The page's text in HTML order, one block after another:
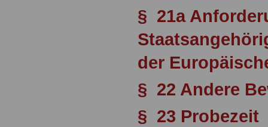
§ 21a
der
§ 22 Andere
§ 23 Probezeit